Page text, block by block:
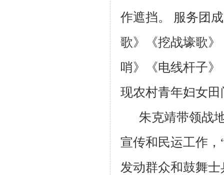
作遮挡。 服务团
歌》《挖战壕歌
哨》《电线杆子
现农村青年妇女
朱克靖带领战
宣传和民运工作
发动群众和鼓舞